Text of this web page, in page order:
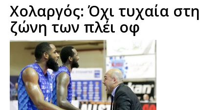
Χολαργός: Όχι τυχαία στη
ζώνη των πλέι οφ